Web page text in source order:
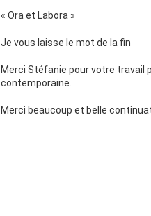
« Ora et Labora »
Je vous laisse le mot de la fin
Merci Stéfanie pour votre travail
contemporaine.
Merci beaucoup et belle